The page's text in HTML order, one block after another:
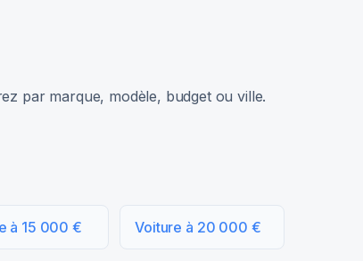
par marque, modèle, budget ou ville.
à 15 000 € Voiture à 20 000 €